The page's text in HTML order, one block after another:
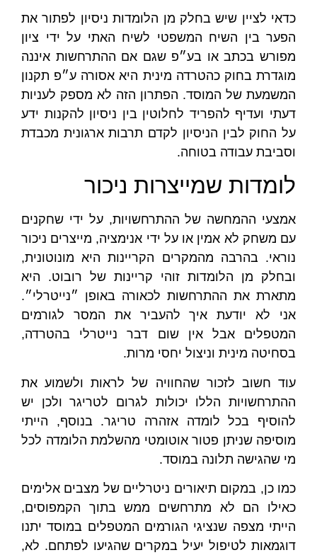
כדאי לציין שיש בחלק מן הלומדות ניסיון לפתור את
הפער בין השיח המשפטי לשיח האתי על ידי ציון
מפורש בכתב או בע״פ שגם אם ההתרחשות איננה
מוגדרת בחוק כהטרדה מינית היא אסורה ע״פ תקנון
המשמעת של המוסד. הפתרון הזה לא מספק לעניות
דעתי ועדיף להפריד לחלוטין בין ניסיון להקנות ידע
על החוק לבין הניסיון לקדם תרבות ארגונית מכבדת
וסביבת עבודה בטוחה.
לומדות שמייצרות ניכור
אמצעי ההמחשה של ההתרחשויות, על ידי שחקנים
עם משחק לא אמין או על ידי אנימציה, מייצרים ניכור
נוראי. בהרבה מהמקרים הקריינות היא מונוטונית,
ובחלק מן הלומדות זוהי קריינות של רובוט. היא
מתארת את ההתרחשות לכאורה באופן ״נייטרלי״.
אני לא יודעת איך להעביר את המסר לגורמים
המטפלים אבל אין שום דבר נייטרלי בהטרדה,
בסחיטה מינית וניצול יחסי מרות.
עוד חשוב לזכור שהחוויה של לראות ולשמוע את
ההתרחשויות הללו יכולות לגרום לטריגר ולכן יש
להוסיף בכל לומדה אזהרה טריגר. בנוסף, הייתי
מוסיפה שניתן פטור אוטומטי מהשלמת הלומדה לכל
מי שהגישה תלונה במוסד.
כמו כן, במקום תיאורים ניטרליים של מצבים אלימים
כאילו הם לא מתרחשים ממש בתוך הקמפוסים,
הייתי מצפה שנציגי הגורמים המטפלים במוסד יתנו
דוגמאות לטיפול יעיל במקרים שהגיעו לפתחם. לא,